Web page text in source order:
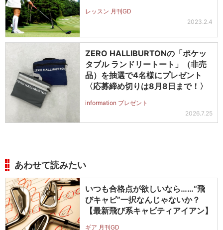
レッスン 月刊GD
2023.2.4
ZERO HALLIBURTONの「ポケッ
タブル ランドリートート」（非売
品）を抽選で4名様にプレゼント
〈応募締め切りは8月8日まで！〉
information プレゼント
2026.7.25
あわせて読みたい
いつも合格点が欲しいなら……“飛
びキャビ”一択なんじゃないか？
【最新飛び系キャビティアイアン】
ギア 月刊GD